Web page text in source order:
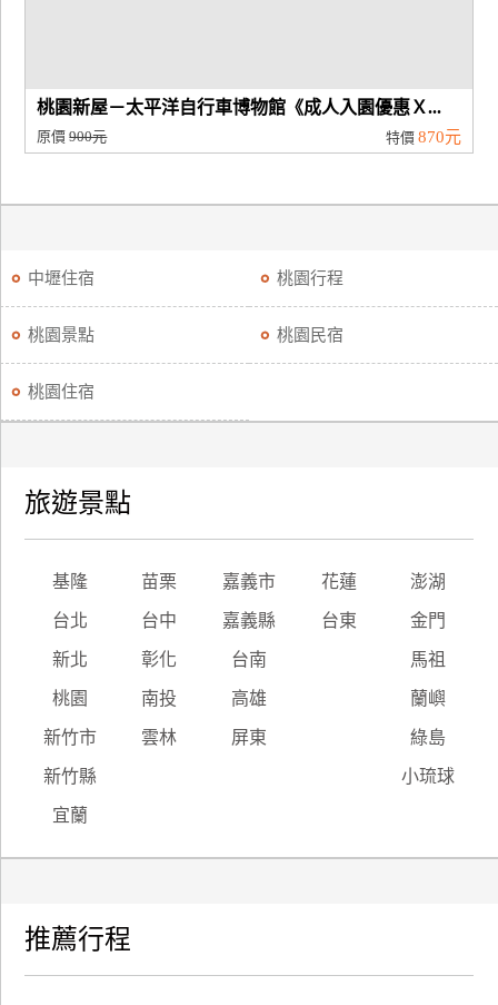
桃園新屋－太平洋自行車博物館《成人入園優惠Ｘ...
原價900元 特價 870元
中壢住宿 桃園行程
桃園景點 桃園民宿
桃園住宿
旅遊景點
基隆 苗栗 嘉義市 花蓮 澎湖
台北 台中 嘉義縣 台東 金門
新北 彰化 台南 馬祖
桃園 南投 高雄 蘭嶼
新竹市 雲林 屏東 綠島
新竹縣 小琉球
宜蘭
推薦行程